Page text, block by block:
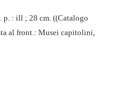
: ill ; 28 cm. ((Catalogo
al front.: Musei capitolini,